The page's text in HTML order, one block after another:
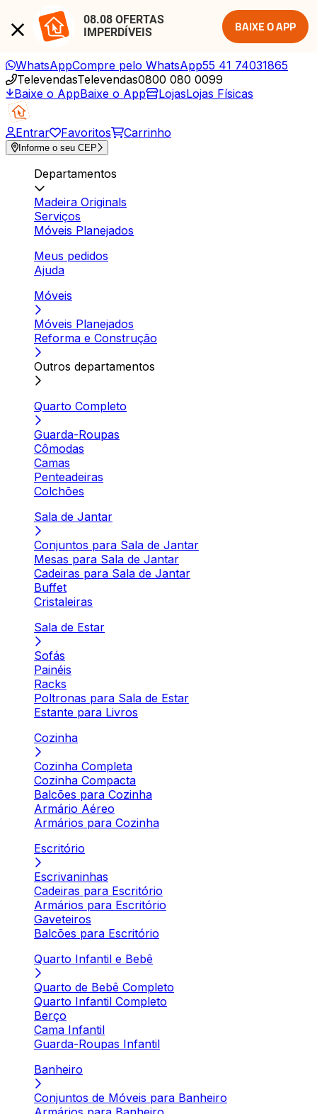
08.08 OFERTAS
IMPERDÍVEIS
BAIXE O APP
WhatsAppCompre pelo WhatsApp55 41 74031865
TelevendasTelevendas0800 080 0099
Baixe o AppBaixe o App LojasLojas Físicas
Entrar Favoritos Carrinho
Informe o seu CEP
Departamentos
Madeira Originals
Serviços
Móveis Planejados
Meus pedidos
Ajuda
Móveis
Móveis Planejados
Reforma e Construção
Outros departamentos
Quarto Completo
Guarda-Roupas
Cômodas
Camas
Penteadeiras
Colchões
Sala de Jantar
Conjuntos para Sala de Jantar
Mesas para Sala de Jantar
Cadeiras para Sala de Jantar
Buffet
Cristaleiras
Sala de Estar
Sofás
Painéis
Racks
Poltronas para Sala de Estar
Estante para Livros
Cozinha
Cozinha Completa
Cozinha Compacta
Balcões para Cozinha
Armário Aéreo
Armários para Cozinha
Escritório
Escrivaninhas
Cadeiras para Escritório
Armários para Escritório
Gaveteiros
Balcões para Escritório
Quarto Infantil e Bebê
Quarto de Bebê Completo
Quarto Infantil Completo
Berço
Cama Infantil
Guarda-Roupas Infantil
Banheiro
Conjuntos de Móveis para Banheiro